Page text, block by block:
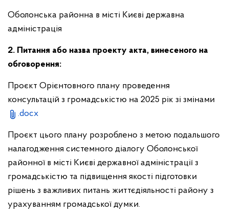
Оболонська районна в місті Києві державна
адміністрація
2. Питання або назва проекту акта, винесеного на
обговорення:
Проєкт Орієнтовного плану проведення
консультацій з громадськістю на 2025 рік зі змінами
.docx
Проєкт цього плану розроблено з метою подальшого
налагодження системного діалогу Оболонської
районної в місті Києві державної адміністрації з
громадськістю та підвищення якості підготовки
рішень з важливих питань життєдіяльності району з
урахуванням громадської думки.